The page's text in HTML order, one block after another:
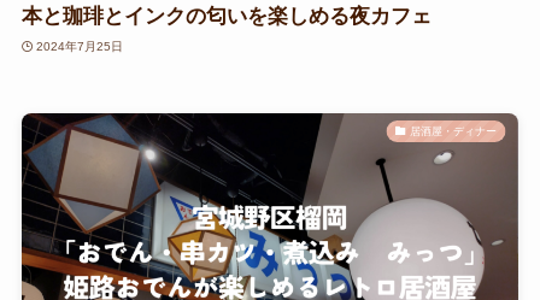
本と珈琲とインクの匂いを楽しめる夜カフェ
2024年7月25日
居酒屋・ディナー